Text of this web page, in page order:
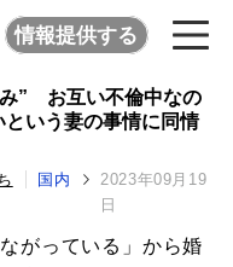
情報提供する
” お互い不倫中なの
いう妻の事情に同情
国内
2023年09月19
日
がっている」から婚